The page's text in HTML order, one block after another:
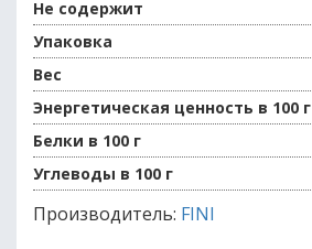
Не содержит
Упаковка
Вес
Энергетическая ценность в 100 г
Белки в 100 г
Углеводы в 100 г
Производитель: FINI